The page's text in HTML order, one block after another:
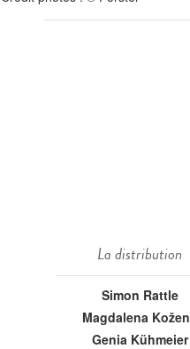
La distribution
Simon Rattle
Magdalena
Genia Kühmeier